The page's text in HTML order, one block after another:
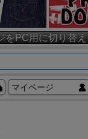
をPC用に切り替え
マイページ